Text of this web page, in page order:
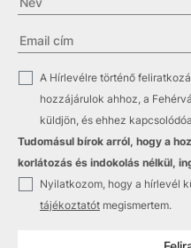
A Hírlevélre történő
hozzájárulok ahhoz, a
küldjön, és ehhez
Tudomásul bírok arról, hogy a
korlátozás és indokolás nélkül,
Nyilatkozom, hogy a hírlevél
tájékoztatót megismertem.